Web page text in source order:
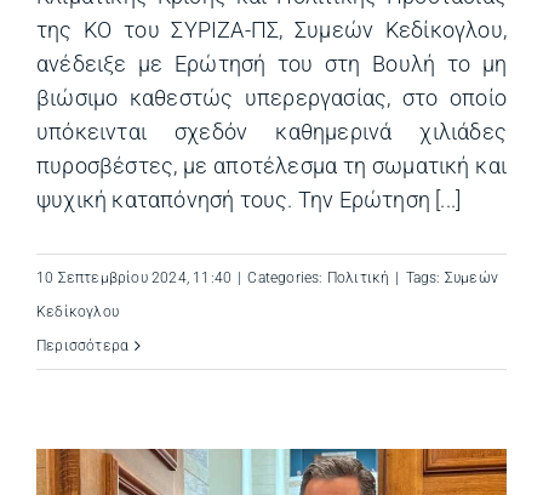
της ΚΟ του ΣΥΡΙΖΑ-ΠΣ, Συμεών Κεδίκογλου,
ανέδειξε με Ερώτησή του στη Βουλή το μη
βιώσιμο καθεστώς υπερεργασίας, στο οποίο
υπόκεινται σχεδόν καθημερινά χιλιάδες
πυροσβέστες, με αποτέλεσμα τη σωματική και
ψυχική καταπόνησή τους. Την Ερώτηση [...]
10 Σεπτεμβρίου 2024, 11:40 | Categories: Πολιτική | Tags: Συμεών
Κεδίκογλου
Περισσότερα